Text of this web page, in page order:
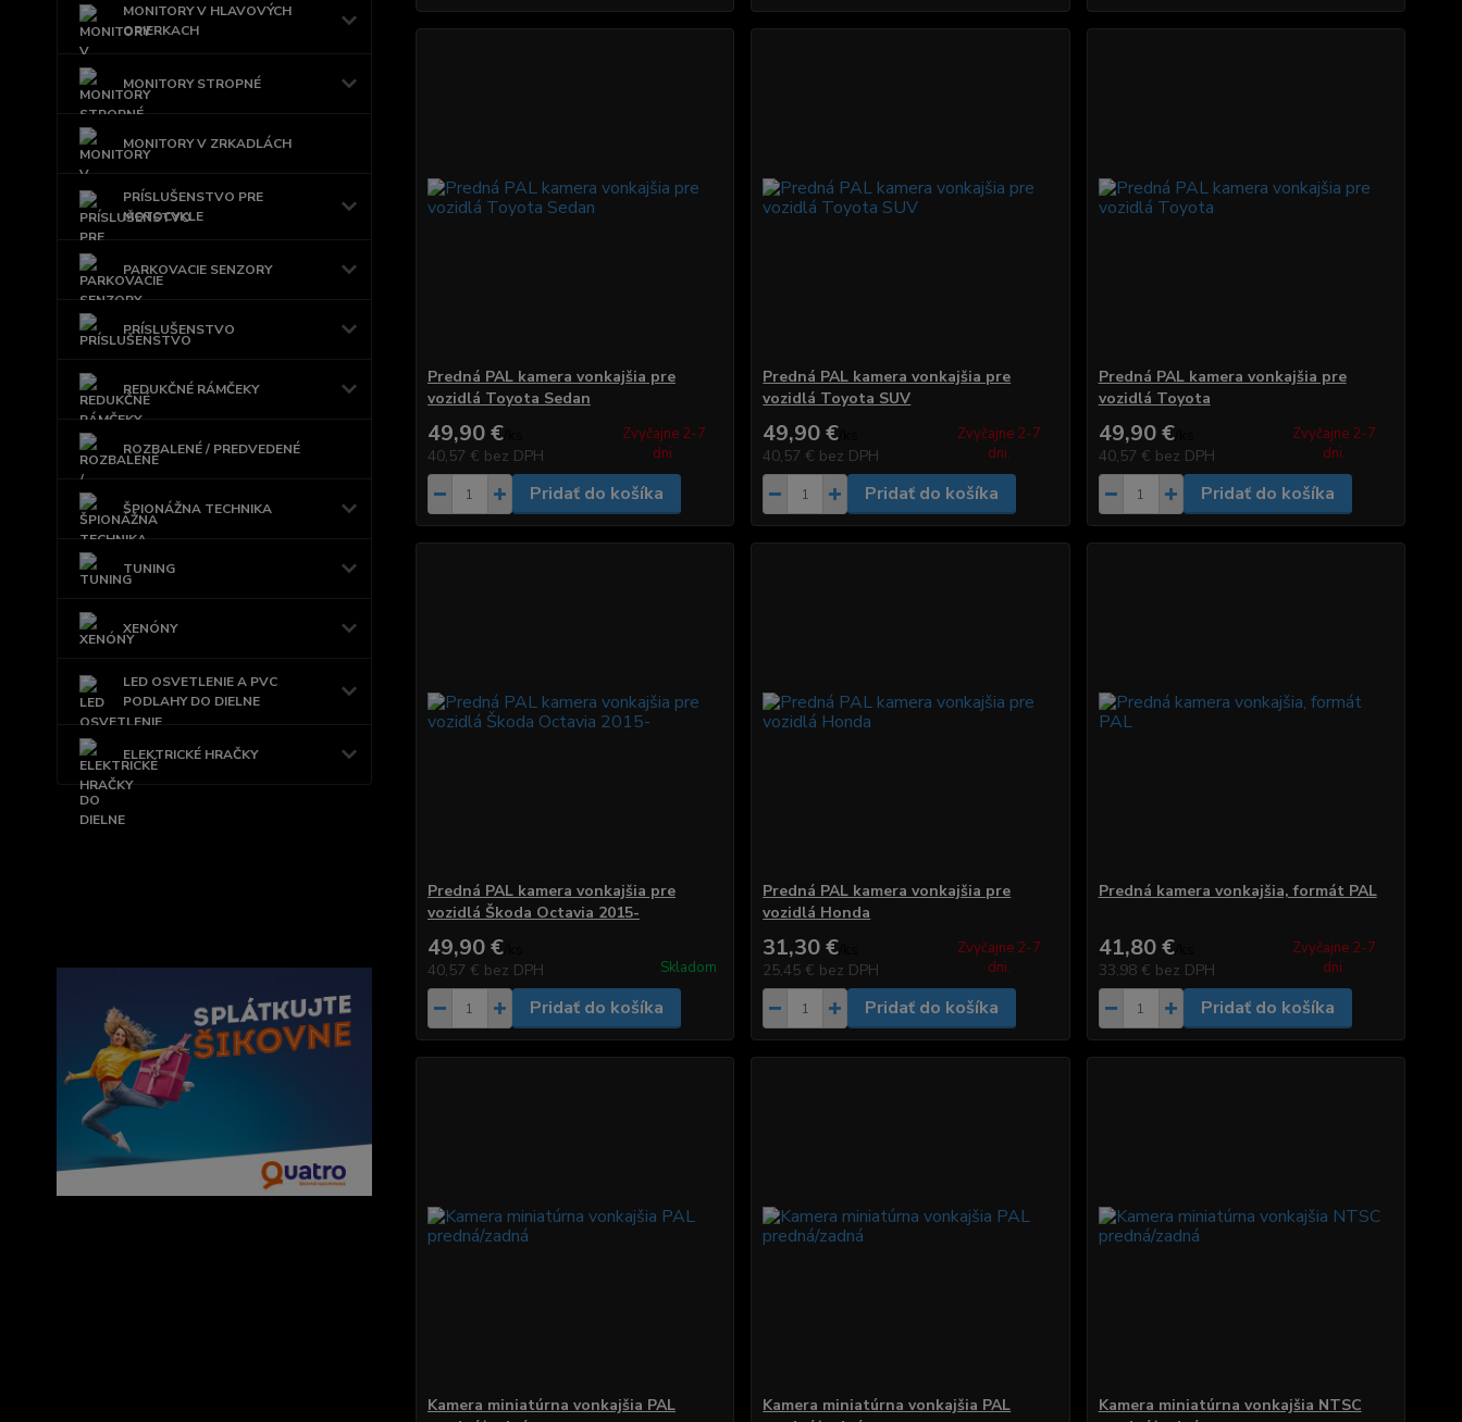
MONITORY V HLAVOVÝCH
OPIERKACH
MONITORY STROPNÉ
MONITORY V ZRKADLÁCH
PRÍSLUŠENSTVO PRE
MOTOCYKLE
PARKOVACIE SENZORY
PRÍSLUŠENSTVO
REDUKČNÉ RÁMČEKY
ROZBALENÉ / PREDVEDENÉ
ŠPIONÁŽNA TECHNIKA
TUNING
XENÓNY
LED OSVETLENIE A PVC
PODLAHY DO DIELNE
ELEKTRICKÉ HRAČKY
Predná PAL kamera vonkajšia pre
vozidlá Toyota Sedan
49,90 €/
40,57 € bez DPH
Zvyčajne 2-7
dni.
Pridať do košíka
Predná PAL kamera vonkajšia pre
vozidlá Toyota SUV
49,90 €
40,57 € bez DPH
Zvyčajne 2-7
dni.
Pridať do košíka
Predná PAL kamera vonkajšia pre
vozidlá Toyota
49,90 €/
40,57 € bez DPH
Zvyčajne 2-7
dni.
Pridať do košíka
Predná PAL kamera vonkajšia pre
vozidlá Škoda Octavia 2015-
49,90 €/
40,57 € bez DPH Skladom
Pridať do košíka
Predná PAL kamera vonkajšia pre
vozidlá Honda
31,30 €
25,45 € bez DPH
Zvyčajne 2-7
dni.
Pridať do košíka
Predná kamera vonkajšia, formát PAL
41,80 €/
33,98 € bez DPH
Zvyčajne 2-7
dni.
Pridať do košíka
Kamera miniatúrna vonkajšia PAL
Kamera miniatúrna vonkajšia PAL
Kamera miniatúrna vonkajšia NTSC